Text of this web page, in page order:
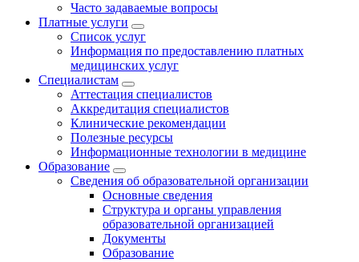
Часто задаваемые вопросы
Платные услуги
Список услуг
Информация по предоставлению платных
медицинских услуг
Специалистам
Аттестация специалистов
Аккредитация специалистов
Клинические рекомендации
Полезные ресурсы
Информационные технологии в медицине
Образование
Сведения об образовательной организации
Основные сведения
Структура и органы управления
образовательной организацией
Документы
Образование